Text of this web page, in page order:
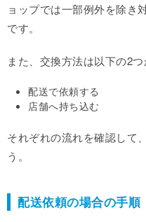
ョップでは一部例外を除き
です。
また、交換方法は以下の2つ
配送で依頼する
店舗へ持ち込む
それぞれの流れを確認して
う。
配送依頼の場合の手順